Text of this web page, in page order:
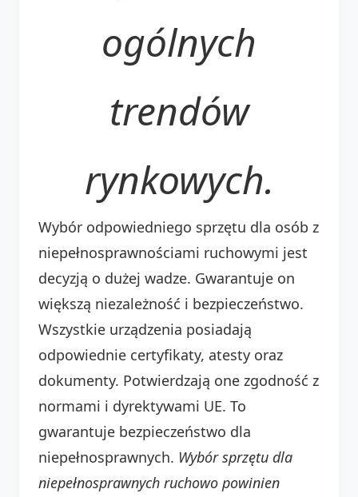
ogólnych
trendów
rynkowych.
Wybór odpowiedniego sprzętu dla osób z
niepełnosprawnościami ruchowymi jest
decyzją o dużej wadze. Gwarantuje on
większą niezależność i bezpieczeństwo.
Wszystkie urządzenia posiadają
odpowiednie certyfikaty, atesty oraz
dokumenty. Potwierdzają one zgodność z
normami i dyrektywami UE. To
gwarantuje bezpieczeństwo dla
niepełnosprawnych. Wybór sprzętu dla
niepełnosprawnych ruchowo powinien